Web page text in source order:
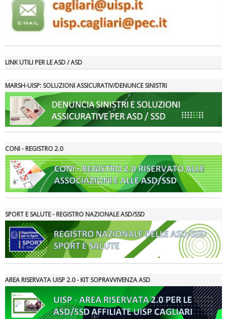
Tiziano Pesce a Radio InBlu2000 traccia il bilancio della stagione
Ddl Lobby, Uisp: “Il Parlamento valorizzi le nostre specificità"
LINK UTILI PER LE ASD / ASD
MARSH-UISP: SOLUZIONI ASSICURATIV/DENUNCE SINISTRI
CONI - REGISTRO 2.0
SPORT E SALUTE - REGISTRO NAZIONALE ASD/SSD
AREA RISERVATA UISP 2.0 - KIT SOPRAVVIVENZA ASD